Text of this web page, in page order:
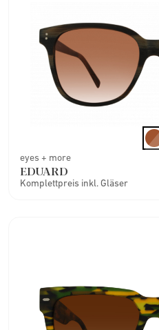
eyes + more
EDUARD
Komplettpreis inkl. Gläser